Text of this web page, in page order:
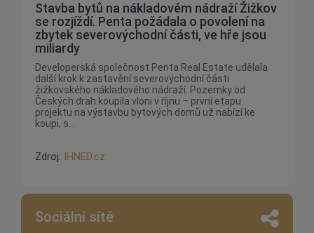
Stavba bytů na nákladovém nádraží Žižkov
se rozjíždí. Penta požádala o povolení na
zbytek severovýchodní části, ve hře jsou
miliardy
Developerská společnost Penta Real Estate udělala
další krok k zastavění severovýchodní části
žižkovského nákladového nádraží. Pozemky od
Českých drah koupila vloni v říjnu – první etapu
projektu na výstavbu bytových domů už nabízí ke
koupi, s...
Zdroj: IHNED.cz
Sociální sítě